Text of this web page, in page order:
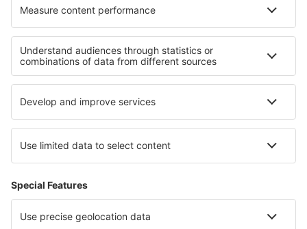
Hoteluri in Brandenburg Lake Plateau
Hoteluri in Ore Mountains Hoteluri in Franconian Switzerland
Hoteluri on North Sea Coast Hoteluri in Moselle Valley
Hoteluri in North Puerto Rico
Hoteluri in Provincia Madrid Hoteluri in Grossarltal